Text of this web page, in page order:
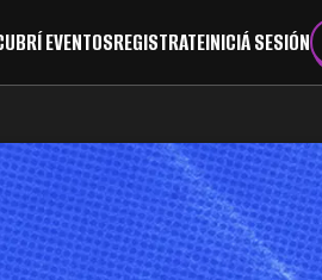
EVENTOSREGISTRATEINICIÁ SESIÓN